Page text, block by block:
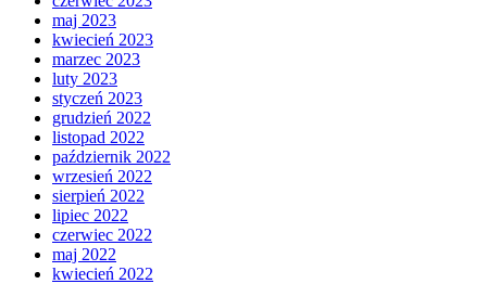
maj 2023
kwiecień 2023
marzec 2023
luty 2023
styczeń 2023
grudzień 2022
listopad 2022
październik 2022
wrzesień 2022
sierpień 2022
lipiec 2022
czerwiec 2022
maj 2022
kwiecień 2022